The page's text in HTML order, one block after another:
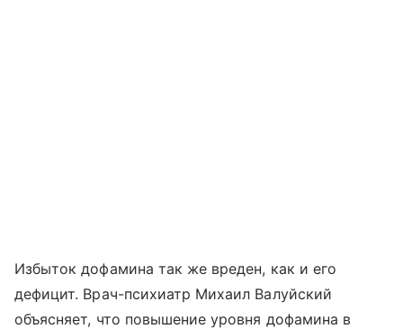
Избыток дофамина так же вреден, как и его
дефицит. Врач-психиатр Михаил Валуйский
объясняет, что повышение уровня дофамина в